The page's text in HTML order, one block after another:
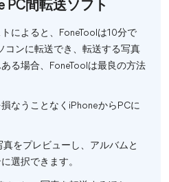
PC間転送ソフト
によると、FoneToolは10分で
コンに転送でき、転送する写真
る場合、FoneToolは最良の方法
なうことなくiPhoneからPCに
真をプレビューし、アルバムと
選択できます。